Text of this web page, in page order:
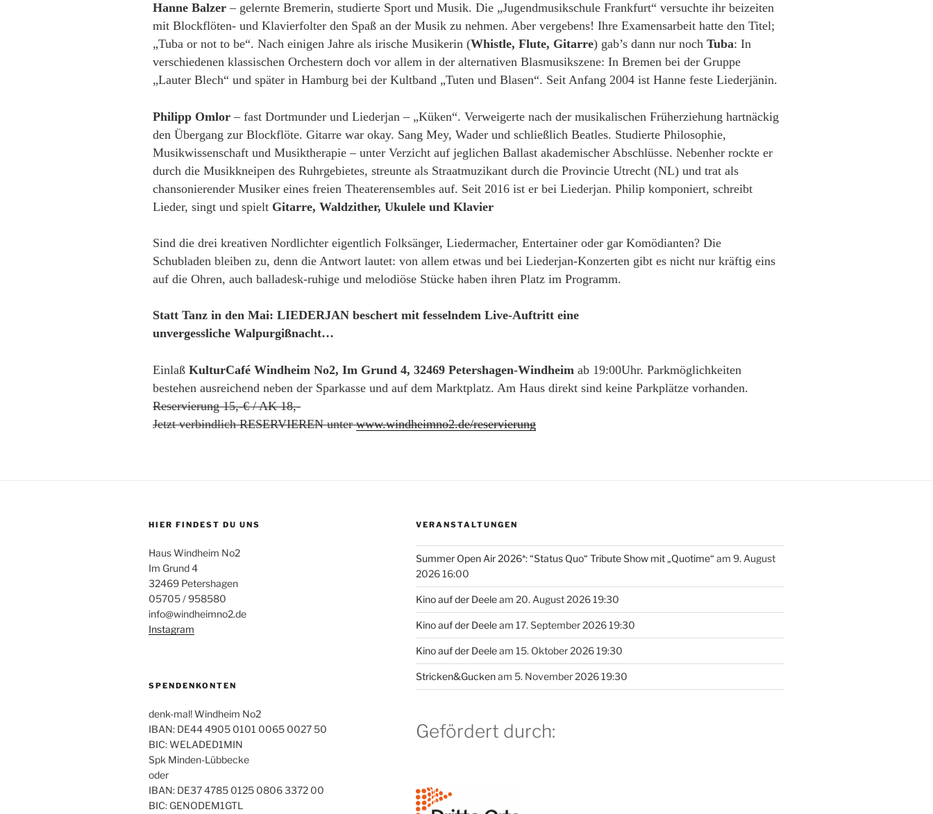
Hanne Balzer – gelernte Bremerin, studierte Sport und Musik. Die „Jugendmusikschule Frankfurt“ versuchte ihr beizeiten
mit Blockflöten- und Klavierfolter den Spaß an der Musik zu nehmen. Aber vergebens! Ihre Examensarbeit hatte den Titel;
„Tuba or not to be“. Nach einigen Jahre als irische Musikerin (Whistle, Flute, Gitarre) gab’s dann nur noch Tuba: In
verschiedenen klassischen Orchestern doch vor allem in der alternativen Blasmusikszene: In Bremen bei der Gruppe
„Lauter Blech“ und später in Hamburg bei der Kultband „Tuten und Blasen“. Seit Anfang 2004 ist Hanne feste Liederjänin.
Philipp Omlor – fast Dortmunder und Liederjan – „Küken“. Verweigerte nach der musikalischen Früherziehung hartnäckig
den Übergang zur Blockflöte. Gitarre war okay. Sang Mey, Wader und schließlich Beatles. Studierte Philosophie,
Musikwissenschaft und Musiktherapie – unter Verzicht auf jeglichen Ballast akademischer Abschlüsse. Nebenher rockte er
durch die Musikkneipen des Ruhrgebietes, streunte als Straatmuzikant durch die Provincie Utrecht (NL) und trat als
chansonierender Musiker eines freien Theaterensembles auf. Seit 2016 ist er bei Liederjan. Philip komponiert, schreibt
Lieder, singt und spielt Gitarre, Waldzither, Ukulele und Klavier
Sind die drei kreativen Nordlichter eigentlich Folksänger, Liedermacher, Entertainer oder gar Komödianten? Die
Schubladen bleiben zu, denn die Antwort lautet: von allem etwas und bei Liederjan-Konzerten gibt es nicht nur kräftig eins
auf die Ohren, auch balladesk-ruhige und melodiöse Stücke haben ihren Platz im Programm.
Statt Tanz in den Mai: LIEDERJAN beschert mit fesselndem Live-Auftritt eine
unvergessliche Walpurgißnacht…
Einlaß KulturCafé Windheim No2, Im Grund 4, 32469 Petershagen-Windheim ab 19:00Uhr. Parkmöglichkeiten
bestehen ausreichend neben der Sparkasse und auf dem Marktplatz. Am Haus direkt sind keine Parkplätze vorhanden.
Reservierung 15,-€ / AK 18,-
Jetzt verbindlich RESERVIEREN unterwww.windheimno2.de/reservierung
HIER FINDEST DU UNS
Haus Windheim No2
Im Grund 4
32469 Petershagen
05705 / 958580
info@windheimno2.de
Instagram
SPENDENKONTEN
denk-mal! Windheim No2
IBAN: DE44 4905 0101 0065 0027 50
BIC: WELADED1MIN
Spk Minden-Lübbecke
oder
IBAN: DE37 4785 0125 0806 3372 00
BIC: GENODEM1GTL
VERANSTALTUNGEN
Summer Open Air 2026*: “Status Quo“ Tribute Show mit „Quotime“ am 9. August
2026 16:00
Kino auf der Deeleam 20. August 2026 19:30
Kino auf der Deeleam 17. September 2026 19:30
Kino auf der Deeleam 15. Oktober 2026 19:30
Stricken&Guckenam 5. November 2026 19:30
Gefördert durch: